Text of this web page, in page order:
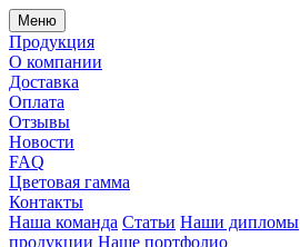
Меню
Продукция
О компании
Доставка
Оплата
Отзывы
Новости
FAQ
Цветовая гамма
Контакты
Наша команда Статьи Наши дипломы
продукции Наше портфолио